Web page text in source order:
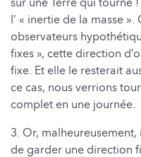
l’ « inertie de la masse
observateurs
fixes », cette direction
fixe. Et elle le resterait
ce cas, nous verrions
complet en une journée.
3. Or,
de garder une direction